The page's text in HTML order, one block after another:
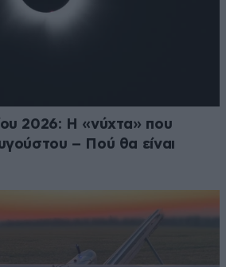
2026: Η «νύχτα» που
– Πού θα είναι